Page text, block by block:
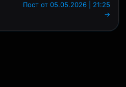
Пост от 05.05.2026 | 21:25
→